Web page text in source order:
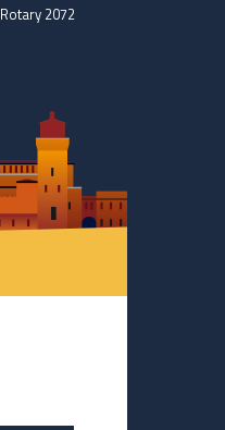
Rotary 2072